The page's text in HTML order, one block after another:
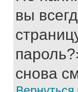
вы
снова